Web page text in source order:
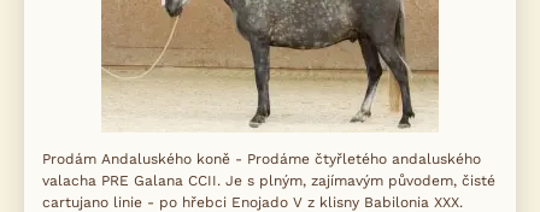
Prodám Andaluského koně - Prodáme čtyřletého andaluského
valacha PRE Galana CCII. Je s plným, zajímavým původem, čisté
cartujano linie - po hřebci Enojado V z klisny Babilonia XXX.